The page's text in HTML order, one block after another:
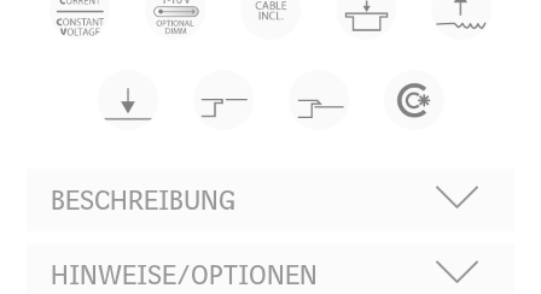
BESCHREIBUNG
HINWEISE/OPTIONEN